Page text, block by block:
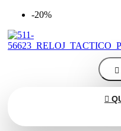
-20%

